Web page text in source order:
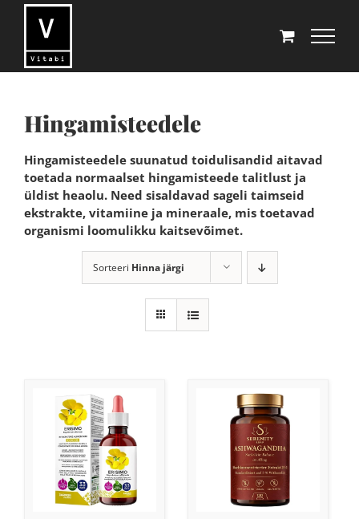
Hingamisteedele
Hingamisteedele suunatud toidulisandid aitavad
toetada normaalset hingamisteede talitlust ja
üldist heaolu. Need sisaldavad sageli taimseid
ekstrakte, vitamiine ja mineraale, mis toetavad
organismi loomulikku kaitsevõimet.
Sorteeri Hinna järgi